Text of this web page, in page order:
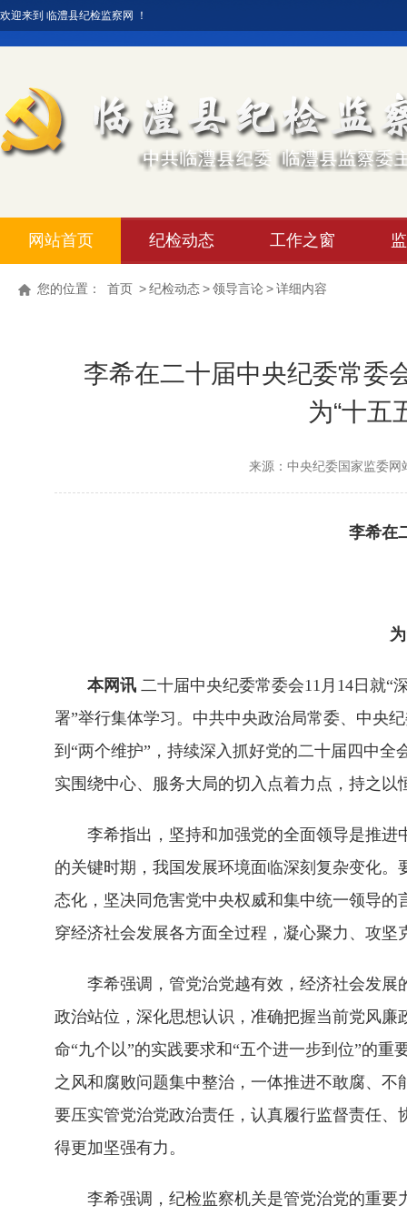
欢迎来到 临澧县纪检监察网 ！
网站首页 纪检动态 工作之窗
您的位置： 首页 >纪检动态>领导言论>详细内容
李希在二十届中央纪委常委
为“十五
来源：中央纪委国家监委
李希在
本网讯 二十届中央纪委常委会11月14日就“
署”举行集体学习。中共中央政治局常委、中央
到“两个维护”，持续深入抓好党的二十届四中
实围绕中心、服务大局的切入点着力点，持之
李希指出，坚持和加强党的全面领导是推进
的关键时期，我国发展环境面临深刻复杂变化
态化，坚决同危害党中央权威和集中统一领导
穿经济社会发展各方面全过程，凝心聚力、攻
李希强调，管党治党越有效，经济社会发展
政治站位，深化思想认识，准确把握当前党风
命“九个以”的实践要求和“五个进一步到位”的
之风和腐败问题集中整治，一体推进不敢腐、
要压实管党治党政治责任，认真履行监督责任
得更加坚强有力。
李希强调，纪检监察机关是管党治党的重要